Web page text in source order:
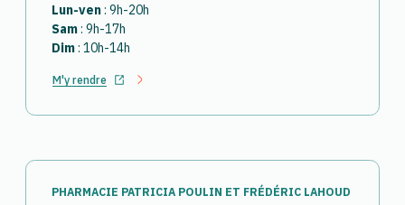
Lun-ven: 9h-20h
Sam: 9h-17h
Dim: 10h-14h
M'y rendreOuvrir dans un nouvel onglet
PHARMACIE PATRICIA POULIN ET FRÉDÉRIC LAHOUD